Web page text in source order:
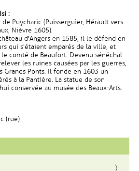
:
Puycharic (Puisserguier, Hérault vers
Nièvre 1605).
d'Angers en 1585, il le défend en
qui s'étaient emparés de la ville, et
comté de Beaufort. Devenu sénéchal
les ruines causées par les guerres,
Grands Ponts. Il fonde en 1603 un
à la Pantière. La statue de son
conservée au musée des Beaux-Arts.
(rue)